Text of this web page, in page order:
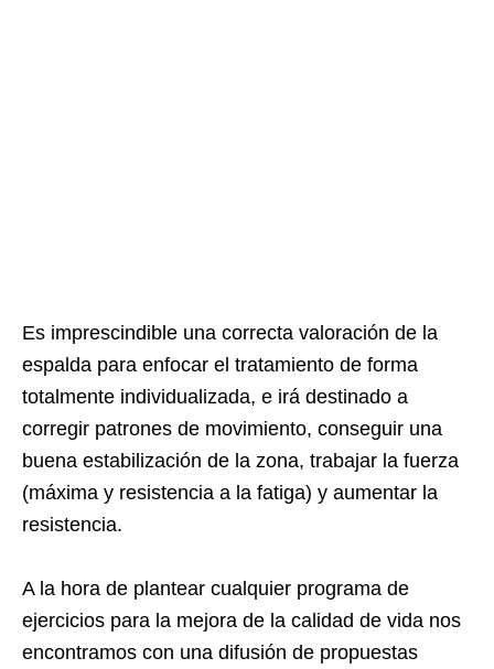
Es imprescindible una correcta valoración de la
espalda para enfocar el tratamiento de forma
totalmente individualizada, e irá destinado a
corregir patrones de movimiento, conseguir una
buena estabilización de la zona, trabajar la fuerza
(máxima y resistencia a la fatiga) y aumentar la
resistencia.
A la hora de plantear cualquier programa de
ejercicios para la mejora de la calidad de vida nos
encontramos con una difusión de propuestas